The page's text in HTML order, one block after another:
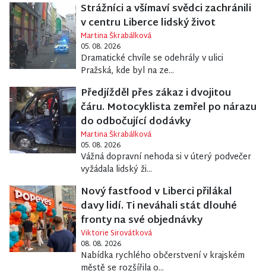
Strážníci a všímaví svědci zachránili
v centru Liberce lidský život
Martina Škrabálková
05. 08. 2026
Dramatické chvíle se odehrály v ulici
Pražská, kde byl na ze...
Předjížděl přes zákaz i dvojitou
čáru. Motocyklista zemřel po nárazu
do odbočující dodávky
Martina Škrabálková
05. 08. 2026
Vážná dopravní nehoda si v úterý podvečer
vyžádala lidský ži...
Nový fastfood v Liberci přilákal
davy lidí. Ti neváhali stát dlouhé
fronty na své objednávky
Viktorie Sirovátková
08. 08. 2026
Nabídka rychlého občerstvení v krajském
městě se rozšířila o...